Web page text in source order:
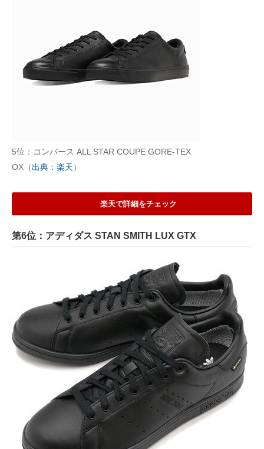
5位：コンバース ALL STAR COUPE GORE-TEX
OX（出典：楽天）
楽天で詳細をチェック
第6位：アディダス STAN SMITH LUX GTX